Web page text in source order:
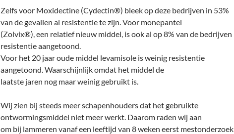
Zelfs voor Moxidectine (Cydectin®) bleek op deze bedrijven in 53%
van de gevallen al resistentie te zijn. Voor monepantel
(Zolvix®), een relatief nieuw middel, is ook al op 8% van de bedrijven
resistentie aangetoond.
Voor het 20 jaar oude middel levamisole is weinig resistentie
aangetoond. Waarschijnlijk omdat het middel de
laatste jaren nog maar weinig gebruikt is.
Wij zien bij steeds meer schapenhouders dat het gebruikte
ontwormingsmiddel niet meer werkt. Daarom raden wij aan
om bij lammeren vanaf een leeftijd van 8 weken eerst mestonderzoek